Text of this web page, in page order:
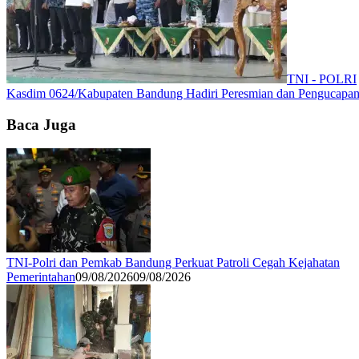
TNI - POLRI
Kasdim 0624/Kabupaten Bandung Hadiri Peresmian dan
Baca Juga
TNI-Polri dan Pemkab Bandung Perkuat Patroli Cegah Kejahatan
Pemerintahan09/08/202609/08/2026